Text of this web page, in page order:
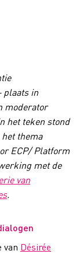
plaats in
moderator
het teken stond
thema
ECP/ Platform
met de
van
.
van Désirée